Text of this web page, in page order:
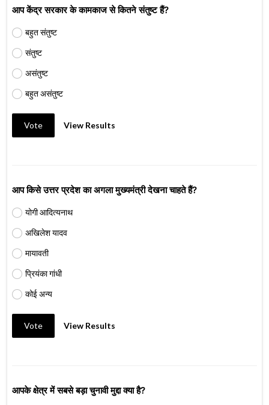
आप केंद्र सरकार के कामकाज से कितने संतुष्ट हैं?
बहुत संतुष्ट
संतुष्ट
असंतुष्ट
बहुत असंतुष्ट
Vote View Results
आप किसे उत्तर प्रदेश का अगला मुख्यमंत्री देखना चाहते हैं?
योगी आदित्यनाथ
अखिलेश यादव
मायावती
प्रियंका गांधी
कोई अन्य
Vote View Results
आपके क्षेत्र में सबसे बड़ा चुनावी मुद्दा क्या है?